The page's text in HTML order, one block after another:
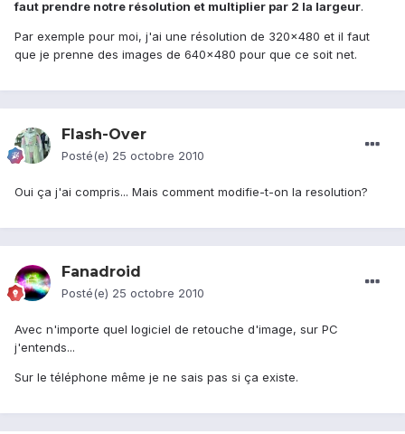
faut prendre notre résolution et multiplier par 2 la largeur.
Par exemple pour moi, j'ai une résolution de 320x480 et il faut
que je prenne des images de 640x480 pour que ce soit net.
Flash-Over
Posté(e) 25 octobre 2010
Oui ça j'ai compris... Mais comment modifie-t-on la resolution?
Fanadroid
Posté(e) 25 octobre 2010
Avec n'importe quel logiciel de retouche d'image, sur PC
j'entends...
Sur le téléphone même je ne sais pas si ça existe.